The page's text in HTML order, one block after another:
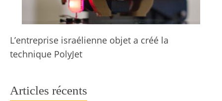
L’entreprise israélienne objet a créé la
technique PolyJet
Articles récents